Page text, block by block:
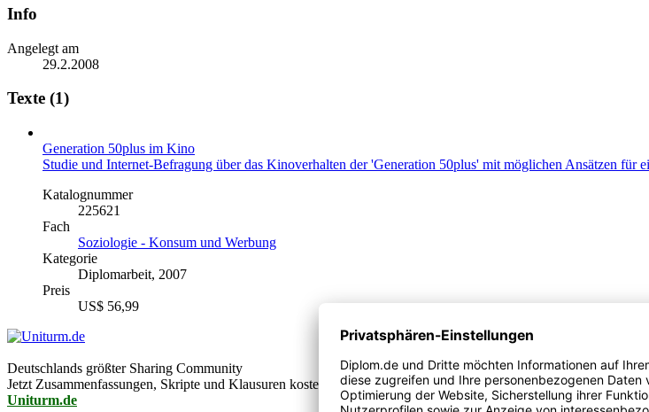
Info
Angelegt am
29.2.2008
Texte (1)
Generation 50plus im Kino
Studie und Internet-Befragung über das Kinoverhalten der 'Generation 50plus' mit möglichen Ansätzen für
Katalognummer
225621
Fach
Soziologie - Konsum und Werbung
Kategorie
Diplomarbeit, 2007
Preis
US$ 56,99
Deutschlands größter Sharing Community
Jetzt Zusammenfassungen, Skripte und Klausuren kostenlos downloaden!
Uniturm.de